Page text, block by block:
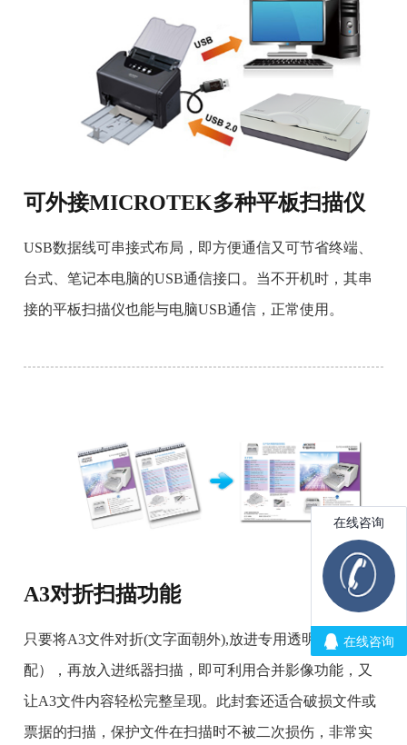
可外接MICROTEK多种平板扫描仪
USB数据线可串接式布局，即方便通信又可节省终端、
台式、笔记本电脑的USB通信接口。当不开机时，其串
接的平板扫描仪也能与电脑USB通信，正常使用。
A3对折扫描功能
只要将A3文件对折(文字面朝外),放进专用透明封套（选
配），再放入进纸器扫描，即可利用合并影像功能，又
让A3文件内容轻松完整呈现。此封套还适合破损文件或
票据的扫描，保护文件在扫描时不被二次损伤，非常实